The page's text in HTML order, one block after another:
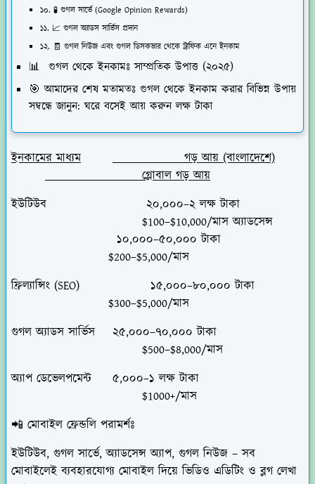
১০. 🧪 গুগল সার্ভে (Google Opinion Rewards)
১১. 📈 গুগল অ্যাডস সার্ভিস প্রদান
১২. 🧾 গুগল নিউজ এবং গুগল ডিসকভার থেকে ট্রাফিক এনে ইনকাম
📊 গুগল থেকে ইনকামঃ সাম্প্রতিক উপাত্ত (২০২৫)
🎯 আমাদের শেষ মতামতঃ গুগল থেকে ইনকাম করার বিভিন্ন উপায়
সম্বন্ধে জানুন: ঘরে বসেই আয় করুন লক্ষ টাকা
ইনকামের মাধ্যম
গড় আয় (বাংলাদেশে)
গ্লোবাল গড় আয়
ইউটিউব
২০,০০০–২ লক্ষ টাকা
$100–$10,000/মাস অ্যাডসেন্স
১০,০০০–৫০,০০০ টাকা
$200–$5,000/মাস
ফ্রিল্যান্সিং (SEO)
১৫,০০০–৮০,০০০ টাকা
$300–$5,000/মাস
গুগল অ্যাডস সার্ভিস
২৫,০০০–৭০,০০০ টাকা
$500–$8,000/মাস
অ্যাপ ডেভেলপমেন্ট
৫,০০০–১ লক্ষ টাকা
$1000+/মাস
📲 মোবাইল ফ্রেন্ডলি পরামর্শঃ
ইউটিউব, গুগল সার্ভে, অ্যাডসেন্স অ্যাপ, গুগল নিউজ – সব
মোবাইলেই ব্যবহারযোগ্য মোবাইল দিয়ে ভিডিও এডিটিং ও ব্লগ লেখা